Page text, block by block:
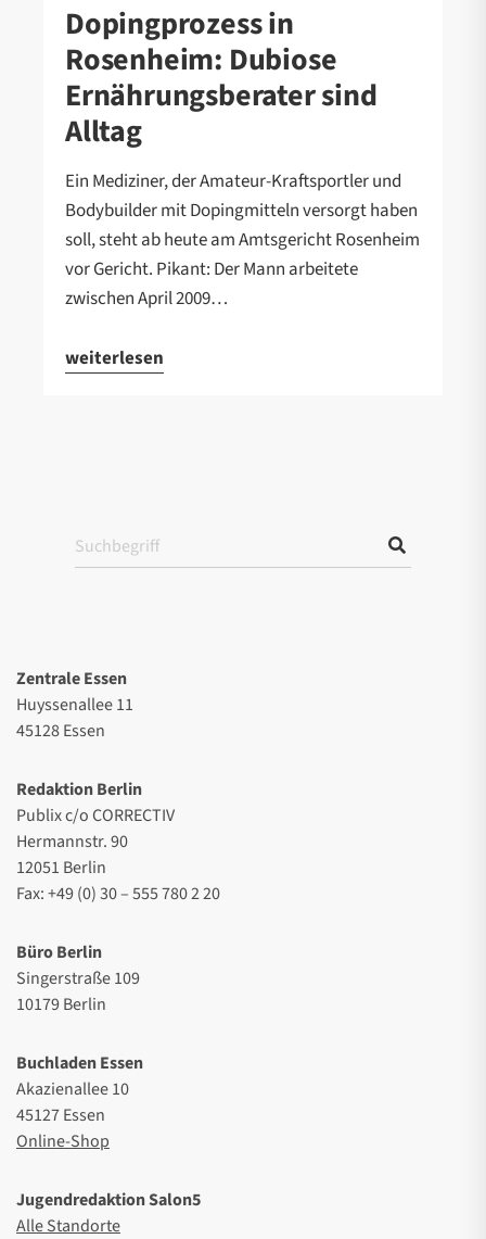
Dopingprozess in
Rosenheim: Dubiose
Ernährungsberater sind
Alltag
Ein Mediziner, der Amateur-Kraftsportler und
Bodybuilder mit Dopingmitteln versorgt haben
soll, steht ab heute am Amtsgericht Rosenheim
vor Gericht. Pikant: Der Mann arbeitete
zwischen April 2009…
weiterlesen
Zentrale Essen
Huyssenallee 11
45128 Essen
Redaktion Berlin
Publix c/o CORRECTIV
Hermannstr. 90
12051 Berlin
Fax: +49 (0) 30 – 555 780 2 20
Büro Berlin
Singerstraße 109
10179 Berlin
Buchladen Essen
Akazienallee 10
45127 Essen
Online-Shop
Jugendredaktion Salon5
Alle Standorte